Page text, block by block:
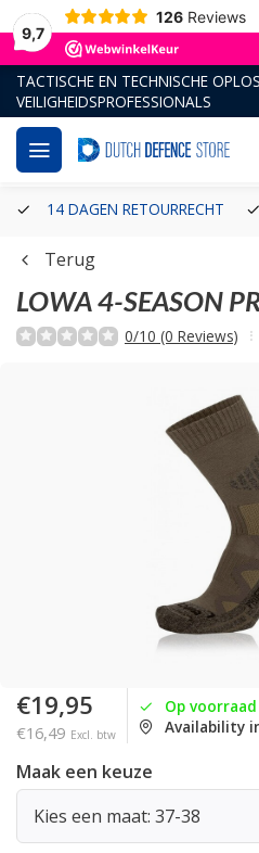
9,7
126 Reviews
TACTISCHE EN TECHNISCHE
VEILIGHEIDSPROFESSIONALS
14 DAGEN RETOURRECHT
Terug
LOWA4-SEASON
0/10 (0 Reviews)
€19,95
€16,49 Excl. btw
Op voorraad
Availability
Maak een keuze
Kies een maat: 37-38